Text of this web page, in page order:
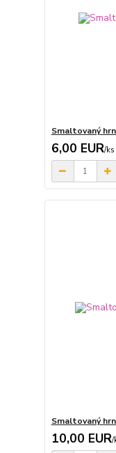
Smaltovaný
6,00 EUR/ks
Smaltovaný
10,00 EUR/